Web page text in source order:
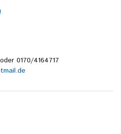
0170/4164717